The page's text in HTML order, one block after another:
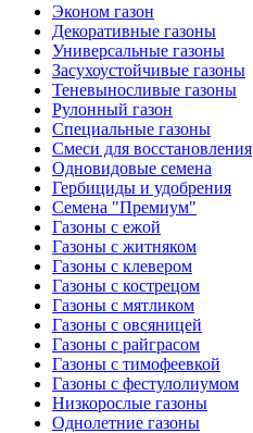
Эконом газон
Декоративные газоны
Универсальные газоны
Засухоустойчивые газоны
Теневыносливые газоны
Рулонный газон
Специальные газоны
Смеси для восстановления
Одновидовые семена
Гербициды и удобрения
Cемена "Премиум"
Газоны с ежой
Газоны с житняком
Газоны с клевером
Газоны с кострецом
Газоны с мятликом
Газоны с овсяницей
Газоны с райграсом
Газоны с тимофеевкой
Газоны с фестулолиумом
Низкорослые газоны
Однолетние газоны